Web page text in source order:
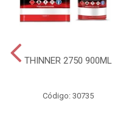
THINNER 2750 900ML
Código: 30735